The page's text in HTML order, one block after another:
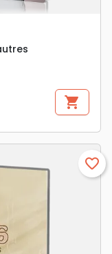
shopping_cart
favorite_border